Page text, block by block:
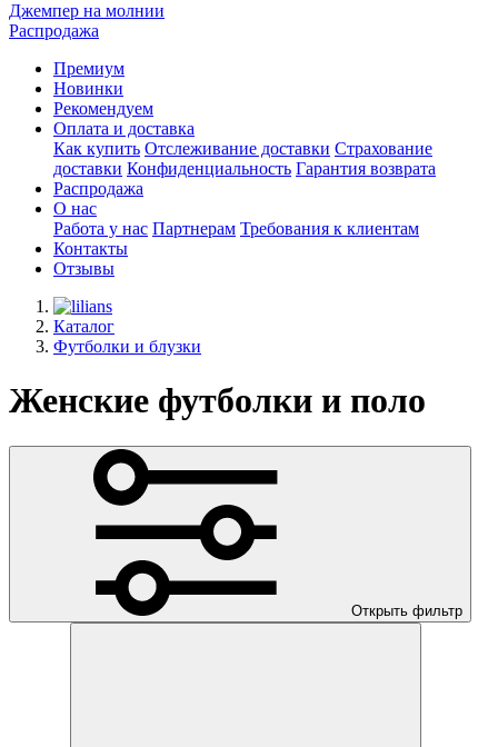
Джемпер на молнии
Распродажа
Премиум
Новинки
Рекомендуем
Оплата и доставка
Как купить Отслеживание доставки Страхование
доставки Конфиденциальность Гарантия возврата
Распродажа
О нас
Работа у нас Партнерам Требования к клиентам
Контакты
Отзывы
Каталог
Футболки и блузки
Женские футболки и поло
Открыть фильтр